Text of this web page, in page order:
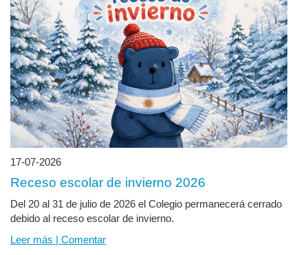
17-07-2026
Receso escolar de invierno 2026
Del 20 al 31 de julio de 2026 el Colegio permanecerá cerrado
debido al receso escolar de invierno.
Leer más | Comentar